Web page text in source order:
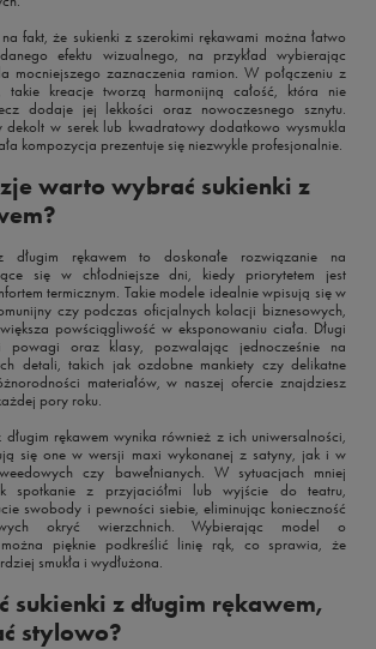
fakt, że sukienki z szerokimi rękawami można łatwo
efektu wizualnego, na przykład wybierając
mocniejszego zaznaczenia ramion. W połączeniu z
takie kreacje tworzą harmonijną całość, która nie
dodaje jej lekkości oraz nowoczesnego sznytu.
dekolt w serek lub kwadratowy dodatkowo wysmukla
kompozycja prezentuje się niezwykle profesjonalnie.
warto wybrać sukienki z
długim rękawem to doskonałe rozwiązanie na
się w chłodniejsze dni, kiedy priorytetem jest
termicznym. Takie modele idealnie wpisują się w
czy podczas oficjalnych kolacji biznesowych,
powściągliwość w eksponowaniu ciała. Długi
powagi oraz klasy, pozwalając jednocześnie na
detali, takich jak ozdobne mankiety czy delikatne
materiałów, w naszej ofercie znajdziesz
pory roku.
długim rękawem wynika również z ich uniwersalności,
się one w wersji maxi wykonanej z satyny, jak i w
czy bawełnianych. W sytuacjach mniej
spotkanie z przyjaciółmi lub wyjście do teatru,
swobody i pewności siebie, eliminując konieczność
okryć wierzchnich. Wybierając model o
pięknie podkreślić linię rąk, co sprawia, że
smukła i wydłużona.
sukienki z długim rękawem,
stylowo?